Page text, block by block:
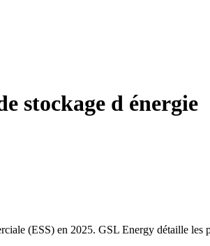
stockage d énergie
(ESS) en 2025. GSL Energy détaille les